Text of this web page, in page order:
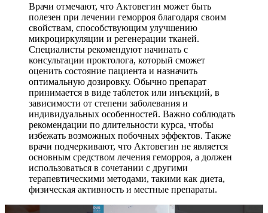
Врачи отмечают, что Актовегин может быть
полезен при лечении геморроя благодаря своим
свойствам, способствующим улучшению
микроциркуляции и регенерации тканей.
Специалисты рекомендуют начинать с
консультации проктолога, который сможет
оценить состояние пациента и назначить
оптимальную дозировку. Обычно препарат
принимается в виде таблеток или инъекций, в
зависимости от степени заболевания и
индивидуальных особенностей. Важно соблюдать
рекомендации по длительности курса, чтобы
избежать возможных побочных эффектов. Также
врачи подчеркивают, что Актовегин не является
основным средством лечения геморроя, а должен
использоваться в сочетании с другими
терапевтическими методами, такими как диета,
физическая активность и местные препараты.